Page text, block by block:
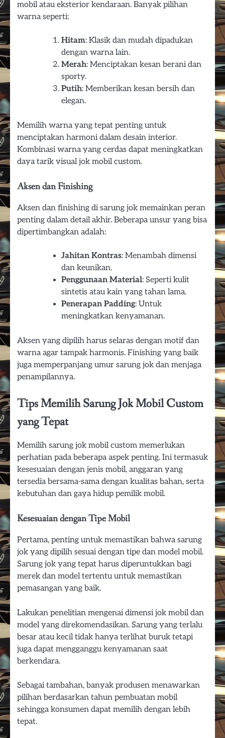
mobil atau eksterior kendaraan. Banyak pilihan
warna seperti:
Hitam: Klasik dan mudah dipadukan
dengan warna lain.
Merah: Menciptakan kesan berani dan
sporty.
Putih: Memberikan kesan bersih dan
elegan.
Memilih warna yang tepat penting untuk
menciptakan harmoni dalam desain interior.
Kombinasi warna yang cerdas dapat meningkatkan
daya tarik visual jok mobil custom.
Aksen dan Finishing
Aksen dan finishing di sarung jok memainkan peran
penting dalam detail akhir. Beberapa unsur yang bisa
dipertimbangkan adalah:
Jahitan Kontras: Menambah dimensi
dan keunikan.
Penggunaan Material: Seperti kulit
sintetis atau kain yang tahan lama.
Penerapan Padding: Untuk
meningkatkan kenyamanan.
Aksen yang dipilih harus selaras dengan motif dan
warna agar tampak harmonis. Finishing yang baik
juga memperpanjang umur sarung jok dan menjaga
penampilannya.
Tips Memilih Sarung Jok Mobil Custom
yang Tepat
Memilih sarung jok mobil custom memerlukan
perhatian pada beberapa aspek penting. Ini termasuk
kesesuaian dengan jenis mobil, anggaran yang
tersedia bersama-sama dengan kualitas bahan, serta
kebutuhan dan gaya hidup pemilik mobil.
Kesesuaian dengan Tipe Mobil
Pertama, penting untuk memastikan bahwa sarung
jok yang dipilih sesuai dengan tipe dan model mobil.
Sarung jok yang tepat harus diperuntukkan bagi
merek dan model tertentu untuk memastikan
pemasangan yang baik.
Lakukan penelitian mengenai dimensi jok mobil dan
model yang direkomendasikan. Sarung yang terlalu
besar atau kecil tidak hanya terlihat buruk tetapi
juga dapat mengganggu kenyamanan saat
berkendara.
Sebagai tambahan, banyak produsen menawarkan
pilihan berdasarkan tahun pembuatan mobil
sehingga konsumen dapat memilih dengan lebih
tepat.